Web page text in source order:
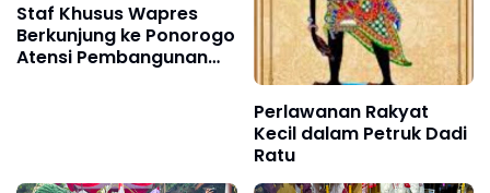
Staf Khusus Wapres
Berkunjung ke Ponorogo
Atensi Pembangunan
Perlawanan Rakyat
Kecil dalam Petruk Dadi
Ratu